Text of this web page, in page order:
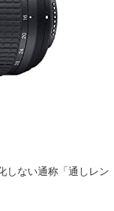
しない通称「通しレン